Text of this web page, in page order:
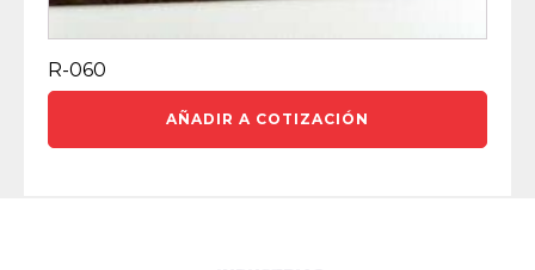
R-060
AÑADIR A COTIZACIÓN